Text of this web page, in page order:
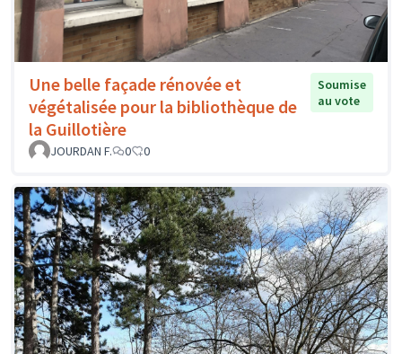
Une belle façade rénovée et
végétalisée pour la bibliothèque de
la Guillotière
Soumise
au vote
JOURDAN F. 0 0